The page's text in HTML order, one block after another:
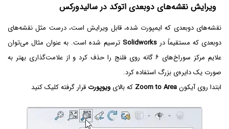
ویرایش نقشه‌های دوبعدی اتوکد در سالیدورکس
نقشه‌های دوبعدی که ایمپورت شده، قابل ویرایش است، درست مثل نقشه‌های
دوبعدی که مستقیماً درSolidworks ترسیم شده‌ است. به عنوان مثال می‌توان
علایم مرکز سوراخ‌های ۶ گانه روی فلنج را حذف کرد و از علامت‌گذاری بهتر به
صورت یک دایره‌ی بزرگ استفاده کرد.
ابتدا روی آیکونZoom to Area که بالای ویوپورت قرار گرفته کلیک کنید